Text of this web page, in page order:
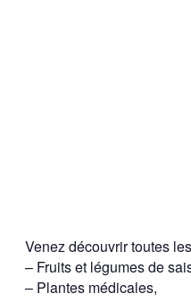
Venez découvrir toutes
– Fruits et légumes de
– Plantes médicales,